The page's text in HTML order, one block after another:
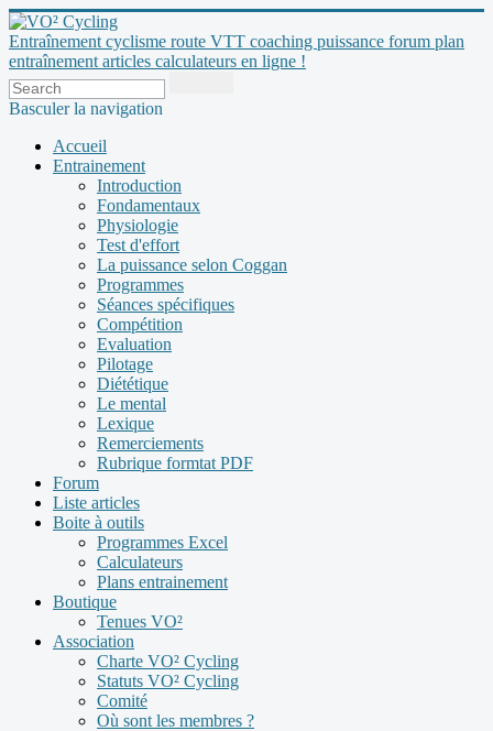
Entraînement cyclisme route VTT coaching puissance forum plan
entraînement articles calculateurs en ligne !
Basculer la navigation
Accueil
Entrainement
Introduction
Fondamentaux
Physiologie
Test d'effort
La puissance selon Coggan
Programmes
Séances spécifiques
Compétition
Evaluation
Pilotage
Diététique
Le mental
Lexique
Remerciements
Rubrique formtat PDF
Forum
Liste articles
Boite à outils
Programmes Excel
Calculateurs
Plans entrainement
Boutique
Tenues VO²
Association
Charte VO² Cycling
Statuts VO² Cycling
Comité
Où sont les membres ?